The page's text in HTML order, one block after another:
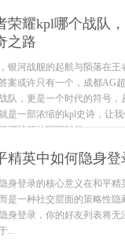
荣耀kpl哪个战队
之路
银河战舰的起航与陨落在
案或许只有一个，成都AG
队，更是一个时代的符号
是一部浓缩的kpl史诗，让
河战舰的璀璨时代...
精英中如何隐身
身登录的核心意义在和平
是一种社交层面的策略性
身登录，你的好友列表将
...